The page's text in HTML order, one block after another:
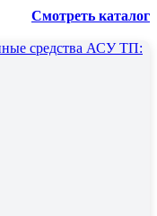
Смотреть каталог